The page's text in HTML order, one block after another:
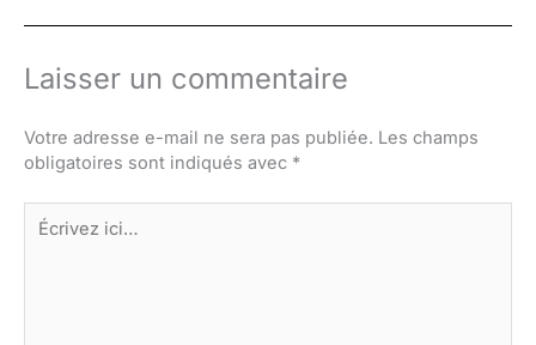
Laisser un commentaire
Votre adresse e-mail ne sera pas publiée. Les champs
obligatoires sont indiqués avec *
Écrivez
ici…